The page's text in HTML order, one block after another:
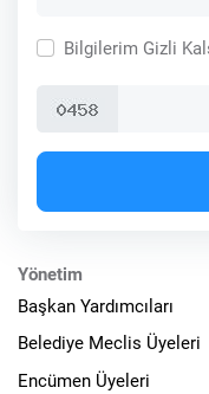
Bilgilerim Gizli
Yönetim
Başkan Yardımcıları
Belediye Meclis Üyeleri
Encümen Üyeleri